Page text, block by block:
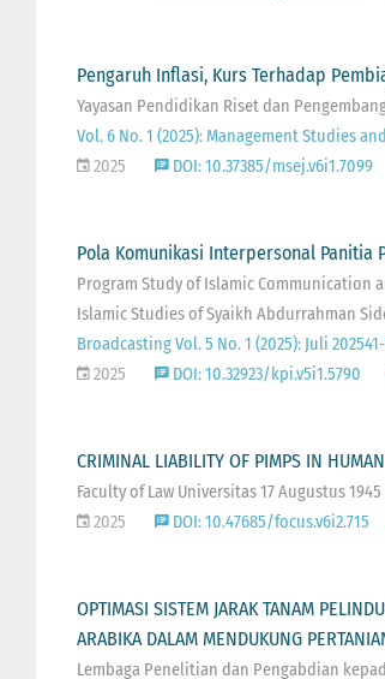
Pengaruh Inflasi, Kurs Terhadap
Yayasan Pendidikan Riset dan
Vol. 6 No. 1 (2025): Management Studies
2025
DOI: 10.37385/msej.v6i1.7099
Pola Komunikasi Interpersonal Panitia
Program Study of Islamic Communication
Islamic Studies of Syaikh Abdurrahman
Broadcasting Vol. 5 No. 1 (2025): Juli
2025
DOI: 10.32923/kpi.v5i1.5790
CRIMINAL LIABILITY OF PIMPS IN
Faculty of Law Universitas 17 Augustus
2025
DOI: 10.47685/focus.v6i2.715
OPTIMASI SISTEM JARAK TANAM
ARABIKA DALAM MENDUKUNG
Lembaga Penelitian dan Pengabdian